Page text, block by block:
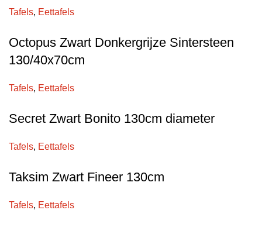
Tafels, Eettafels
Octopus Zwart Donkergrijze Sintersteen
130/40x70cm
Tafels, Eettafels
Secret Zwart Bonito 130cm diameter
Tafels, Eettafels
Taksim Zwart Fineer 130cm
Tafels, Eettafels